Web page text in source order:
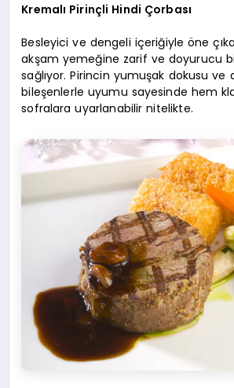
Kremalı Pirinçli Hindi Çorbası
Besleyici ve dengeli içeriğiyle öne
akşam yemeğine zarif ve doyurucu
sağlıyor. Pirincin yumuşak dokusu ve
bileşenlerle uyumu sayesinde hem
sofralara uyarlanabilir nitelikte.